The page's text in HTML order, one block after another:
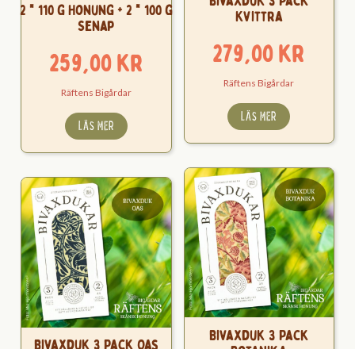
2 * 110 g Honung + 2 * 100 g
Senap
259,00kr
Räftens Bigårdar
LÄS MER
Kvittra
279,00kr
Räftens Bigårdar
LÄS MER
Bivaxduk 3 Pack